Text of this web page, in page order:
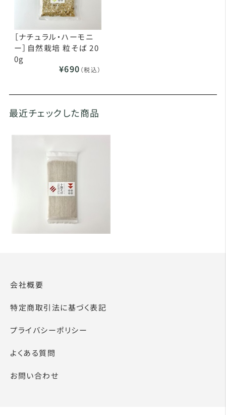
［ナチュラル・ハーモニ
ー］自然栽培 粒そば 20
0g
¥690 （税込）
最近チェックした商品
会社概要
特定商取引法に基づく表記
プライバシーポリシー
よくある質問
お問い合わせ